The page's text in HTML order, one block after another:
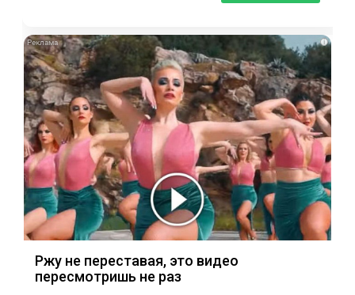
i
Ржу не переставая, это видео
пересмотришь не раз